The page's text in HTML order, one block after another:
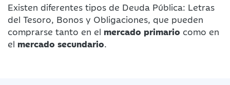
Existen diferentes tipos de Deuda Pública: Letras
del Tesoro, Bonos y Obligaciones, que pueden
comprarse tanto en el mercado primario como en
el mercado secundario.